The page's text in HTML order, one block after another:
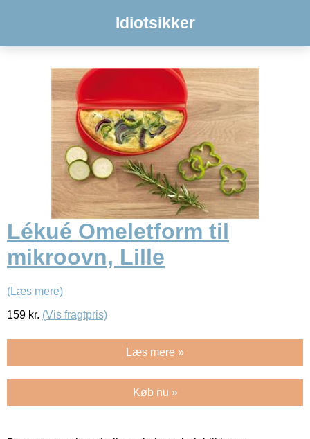
Idiotsikker
Lékué Omeletform til
mikroovn, Lille
(Læs mere)
159 kr. (Vis fragtpris)
Læs mere »
Køb nu »